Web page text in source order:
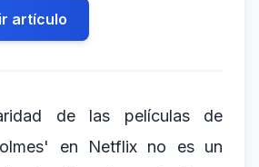
artículo
de las películas de
en Netflix no es un